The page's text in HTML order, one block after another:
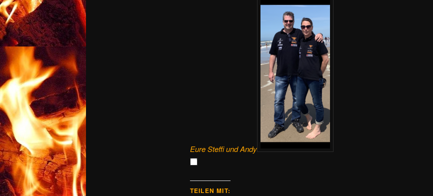
Eure Steffi und Andy
TEILEN MIT: